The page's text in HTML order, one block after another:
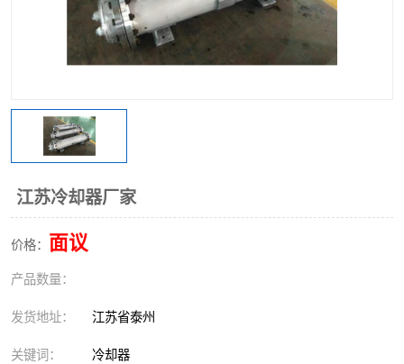
江苏冷却器厂家
价格： 面议
产品数量：
发货地址： 江苏省泰州
关键词： 冷却器